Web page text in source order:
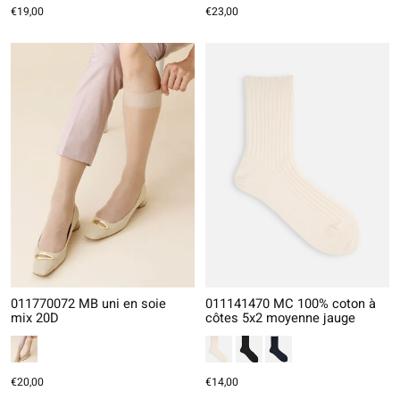
€19,00 €23,00
011770072 MB uni en soie
mix 20D
€20,00
011141470 MC 100% coton à
côtes 5x2 moyenne jauge
€14,00